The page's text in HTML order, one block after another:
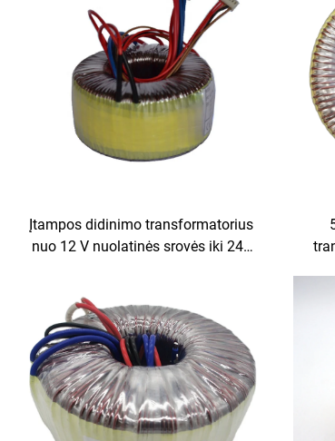
Įtampos didinimo transformatorius
nuo 12 V nuolatinės srovės iki 240